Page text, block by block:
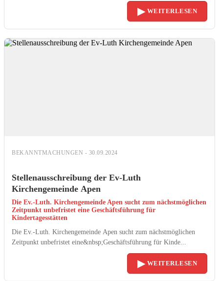
▶ WEITERLESEN
BEKANNTMACHUNGEN - 30.09.2024
Stellenausschreibung der Ev-Luth
Kirchengemeinde Apen
Die Ev.-Luth. Kirchengemeinde Apen sucht zum nächstmöglichen
Zeitpunkt unbefristet eine Geschäftsführung für
Kindertagesstätten
Die Ev.-Luth. Kirchengemeinde Apen sucht zum nächstmöglichen
Zeitpunkt unbefristet eine&nbsp;Geschäftsführung für Kinde...
▶ WEITERLESEN